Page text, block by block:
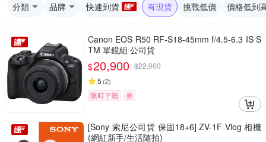
分類 品牌 快速到貨 有現貨 挑戰低價 價格低到
Canon EOS R50 RF-S18-45mm f/4.5-6.3 IS S
TM 單鏡組 公司貨
$20,900 $22,000
5 (2)
限時下殺 券
[Sony 索尼公司貨 保固18+6] ZV-1F Vlog 相機
(網紅新手/生活隨拍)